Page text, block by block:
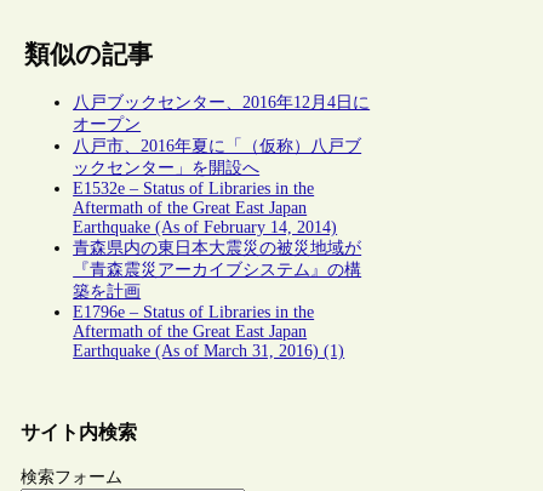
類似の記事
八戸ブックセンター、2016年12月4日に
オープン
八戸市、2016年夏に「（仮称）八戸ブ
ックセンター」を開設へ
E1532e – Status of Libraries in the
Aftermath of the Great East Japan
Earthquake (As of February 14, 2014)
青森県内の東日本大震災の被災地域が
『青森震災アーカイブシステム』の構
築を計画
E1796e – Status of Libraries in the
Aftermath of the Great East Japan
Earthquake (As of March 31, 2016) (1)
サイト内検索
検索フォーム